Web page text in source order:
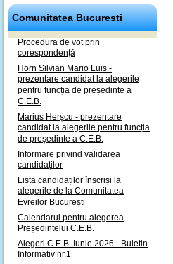
Comunitatea Bucuresti
Procedura de vot prin
corespondență
Horn Silvian Mario Luis -
prezentare candidat la alegerile
pentru funcția de președinte a
C.E.B.
Marius Herșcu - prezentare
candidat la alegerile pentru funcția
de președinte a C.E.B.
Informare privind validarea
candidaților
Lista candidaților înscriși la
alegerile de la Comunitatea
Evreilor București
Calendarul pentru alegerea
Președintelui C.E.B.
Alegeri C.E.B. Iunie 2026 - Buletin
Informativ nr.1